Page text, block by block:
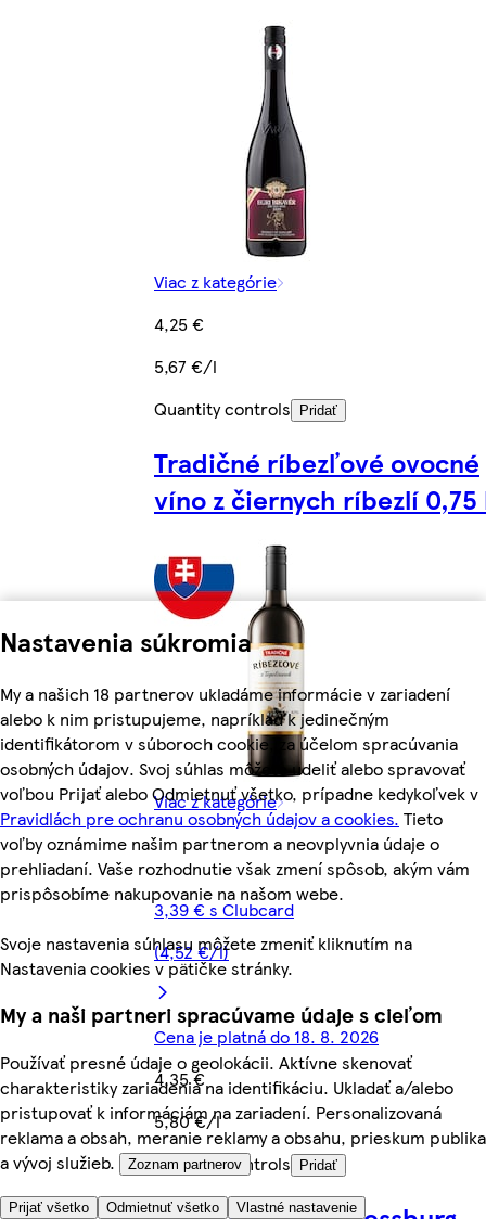
Nastavenia súkromia
My a našich 18 partnerov ukladáme informácie v zariadení
alebo k nim pristupujeme, napríklad k jedinečným
identifikátorom v súboroch cookie, za účelom spracúvania
osobných údajov. Svoj súhlas môžete udeliť alebo spravovať
voľbou Prijať alebo Odmietnuť všetko, prípadne kedykoľvek v
Pravidlách pre ochranu osobných údajov a cookies. Tieto
voľby oznámime našim partnerom a neovplyvnia údaje o
prehliadaní. Vaše rozhodnutie však zmení spôsob, akým vám
prispôsobíme nakupovanie na našom webe.
Svoje nastavenia súhlasu môžete zmeniť kliknutím na
Nastavenia cookies v pätičke stránky.
My a naši partneri spracúvame údaje s cieľom
Používať presné údaje o geolokácii. Aktívne skenovať
charakteristiky zariadenia na identifikáciu. Ukladať a/alebo
pristupovať k informáciám na zariadení. Personalizovaná
reklama a obsah, meranie reklamy a obsahu, prieskum publika
a vývoj služieb.
Zoznam partnerov
Prijať všetko Odmietnuť všetko Vlastné nastavenie
Viac z kategórie
4,25 €
5,67 €/l
Quantity controls
Pridať
Tradičné ríbezľové ovocné
víno z čiernych ríbezlí 0,75
Viac z kategórie
3,39 € s Clubcard
(4,52 €/l)
Cena je platná do 18. 8. 2026
4,35 €
5,80 €/l
Quantity controls
Pridať